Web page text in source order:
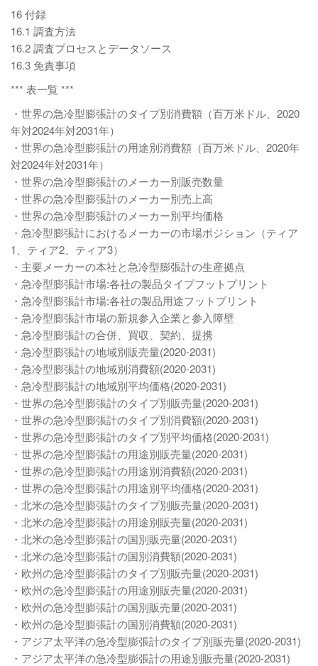
16 付録
16.1 調査方法
16.2 調査プロセスとデータソース
16.3 免責事項
*** 表一覧 ***
・世界の急冷型膨張計のタイプ別消費額（百万米ドル、2020
年対2024年対2031年）
・世界の急冷型膨張計の用途別消費額（百万米ドル、2020年
対2024年対2031年）
・世界の急冷型膨張計のメーカー別販売数量
・世界の急冷型膨張計のメーカー別売上高
・世界の急冷型膨張計のメーカー別平均価格
・急冷型膨張計におけるメーカーの市場ポジション（ティア
1、ティア2、ティア3）
・主要メーカーの本社と急冷型膨張計の生産拠点
・急冷型膨張計市場:各社の製品タイプフットプリント
・急冷型膨張計市場:各社の製品用途フットプリント
・急冷型膨張計市場の新規参入企業と参入障壁
・急冷型膨張計の合併、買収、契約、提携
・急冷型膨張計の地域別販売量(2020-2031)
・急冷型膨張計の地域別消費額(2020-2031)
・急冷型膨張計の地域別平均価格(2020-2031)
・世界の急冷型膨張計のタイプ別販売量(2020-2031)
・世界の急冷型膨張計のタイプ別消費額(2020-2031)
・世界の急冷型膨張計のタイプ別平均価格(2020-2031)
・世界の急冷型膨張計の用途別販売量(2020-2031)
・世界の急冷型膨張計の用途別消費額(2020-2031)
・世界の急冷型膨張計の用途別平均価格(2020-2031)
・北米の急冷型膨張計のタイプ別販売量(2020-2031)
・北米の急冷型膨張計の用途別販売量(2020-2031)
・北米の急冷型膨張計の国別販売量(2020-2031)
・北米の急冷型膨張計の国別消費額(2020-2031)
・欧州の急冷型膨張計のタイプ別販売量(2020-2031)
・欧州の急冷型膨張計の用途別販売量(2020-2031)
・欧州の急冷型膨張計の国別販売量(2020-2031)
・欧州の急冷型膨張計の国別消費額(2020-2031)
・アジア太平洋の急冷型膨張計のタイプ別販売量(2020-2031)
・アジア太平洋の急冷型膨張計の用途別販売量(2020-2031)